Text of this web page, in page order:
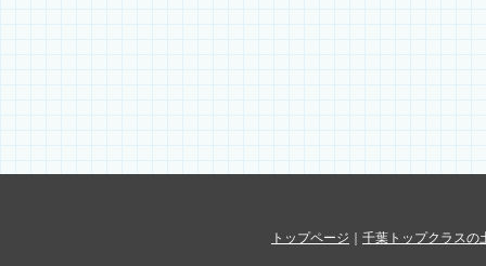
トップページ 千葉トップクラスの